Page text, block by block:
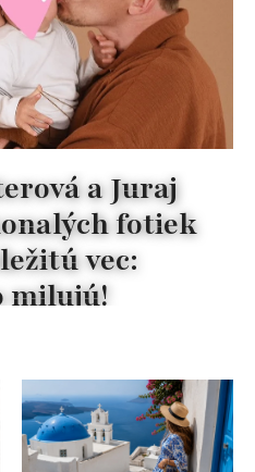
a Juraj
fotiek
vec:
milujú!